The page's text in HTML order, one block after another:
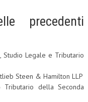
precedenti
Studio Legale e Tributario
Steen & Hamilton LLP
della Seconda